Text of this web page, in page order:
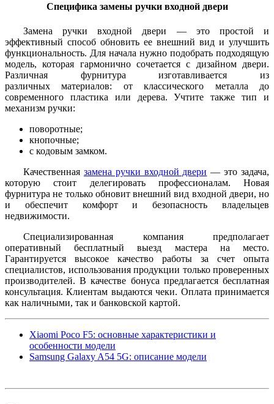
Специфика замены ручки входной двери
Замена ручки входной двери — это простой и
эффективный способ обновить ее внешний вид и улучшить
функциональность. Для начала нужно подобрать подходящую
модель, которая гармонично сочетается с дизайном двери.
Различная фурнитура изготавливается из
различных материалов: от классического металла до
современного пластика или дерева. Учтите также тип и
механизм ручки:
поворотные;
кнопочные;
с кодовым замком.
Качественная замена ручки входной двери — это задача,
которую стоит делегировать профессионалам. Новая
фурнитура не только обновит внешний вид входной двери, но
и обеспечит комфорт и безопасность владельцев
недвижимости.
Специализированная компания предполагает
оперативный бесплатный выезд мастера на место.
Гарантируется высокое качество работы за счет опыта
специалистов, использования продукции только проверенных
производителей. В качестве бонуса предлагается бесплатная
консультация. Клиентам выдаются чеки. Оплата принимается
как наличными, так и банковской картой.
Xiaomi Poco F5: основные характеристики и
особенности модели
Samsung Galaxy A54 5G: описание модели